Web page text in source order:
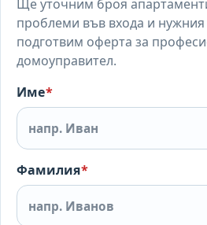
Ще уточним броя
проблеми във входа и нужния
подготвим оферта за
домоуправител.
Име*
Фамилия*